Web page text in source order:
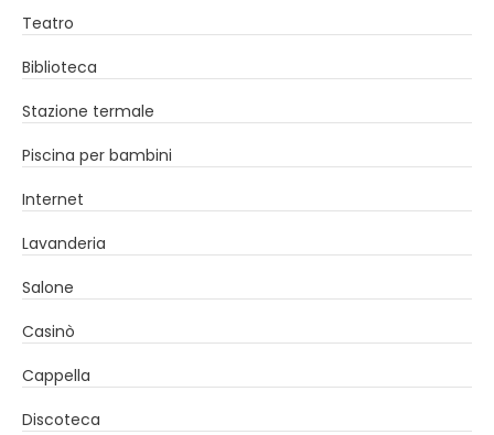
Teatro
Biblioteca
Stazione termale
Piscina per bambini
Internet
Lavanderia
Salone
Casinò
Cappella
Discoteca